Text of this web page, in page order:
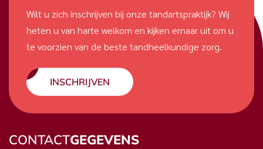
Wilt u zich inschrijven bij onze tandartspraktijk? Wij
heten u van harte welkom en kijken ernaar uit om u
te voorzien van de beste tandheelkundige zorg.
INSCHRIJVEN
CONTACTGEGEVENS